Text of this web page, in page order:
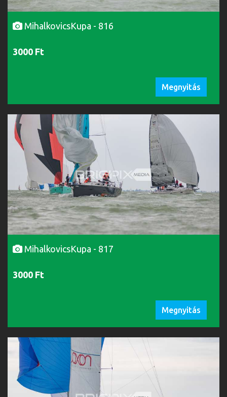
MihalkovicsKupa - 816
3000 Ft
Megnyitás
MihalkovicsKupa - 817
3000 Ft
Megnyitás